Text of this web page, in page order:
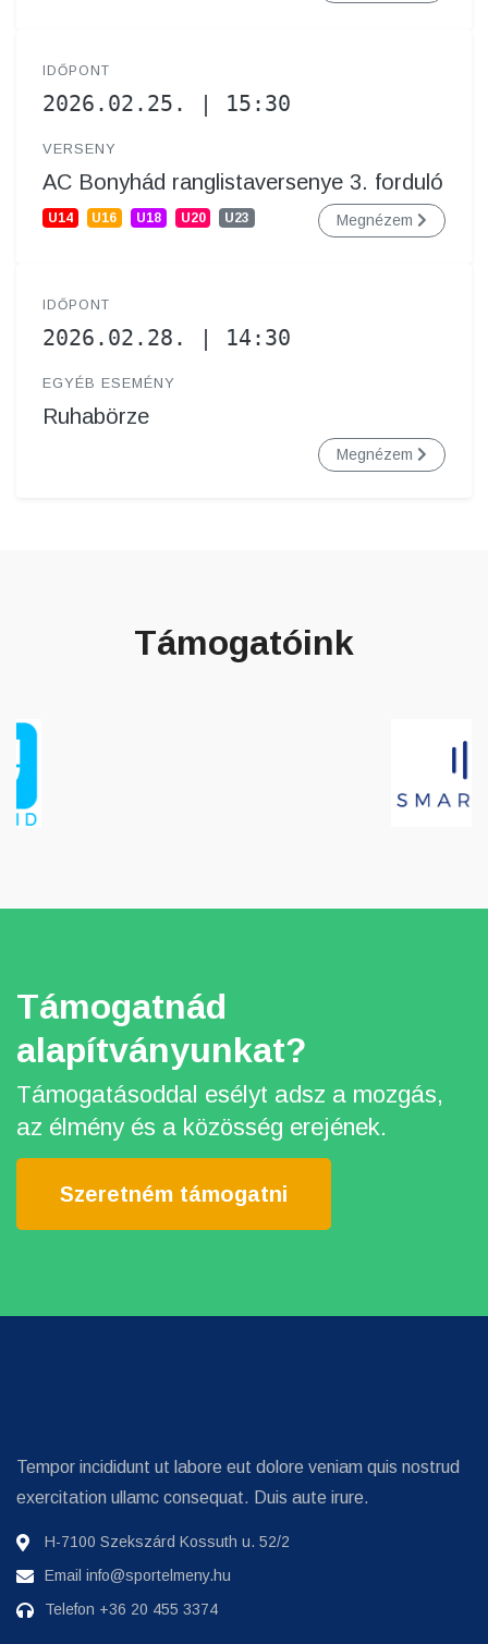
IDŐPONT
2026.02.25. | 15:30
VERSENY
AC Bonyhád ranglistaversenye 3. forduló
U14 U16 U18 U20 U23 Megnézem
IDŐPONT
2026.02.28. | 14:30
EGYÉB ESEMÉNY
Ruhabörze
Megnézem
Támogatóink
Támogatnád
alapítványunkat?
Támogatásoddal esélyt adsz a mozgás,
az élmény és a közösség erejének.
Szeretném támogatni
Tempor incididunt ut labore eut dolore veniam quis nostrud
exercitation ullamc consequat. Duis aute irure.
H-7100 Szekszárd Kossuth u. 52/2
Email info@sportelmeny.hu
Telefon +36 20 455 3374